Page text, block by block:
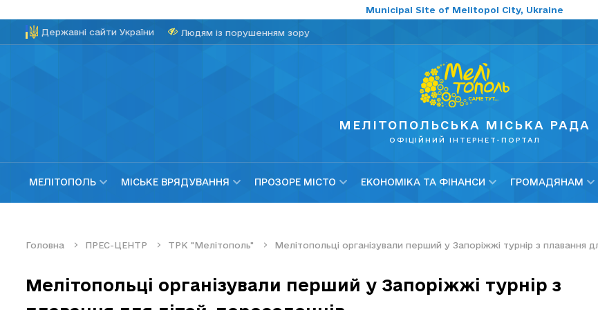
Municipal Site of Melitopol City, Ukraine
Державні сайти України Людям із порушенням зору
МЕЛІТОПОЛЬСЬКА МІСЬКА РАДА
ОФІЦІЙНИЙ ІНТЕРНЕТ-ПОРТАЛ
МЕЛІТОПОЛЬ МІСЬКЕ ВРЯДУВАННЯ ПРОЗОРЕ МІСТО ЕКОНОМІКА ТА ФІНАНСИ ГРОМАДЯНАМ
Головна ПРЕС-ЦЕНТР ТРК "Мелітополь" Мелітопольці організували перший у Запоріжжі турнір з плавання
Мелітопольці організували перший у Запоріжжі турнір з